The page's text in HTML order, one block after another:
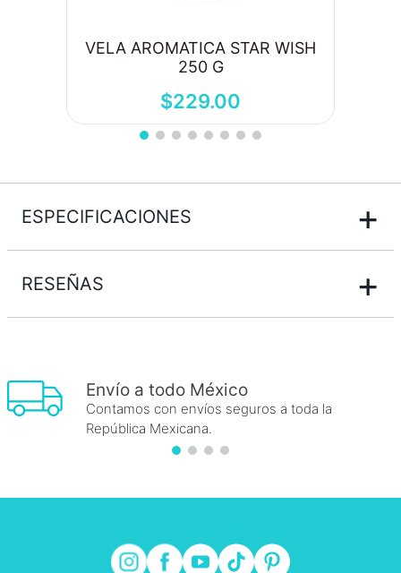
VELA AROMATICA STAR WISH
250 G
$229.00
ESPECIFICACIONES +
RESEÑAS +
Envío a todo México
Contamos con envíos seguros a toda la
República Mexicana.